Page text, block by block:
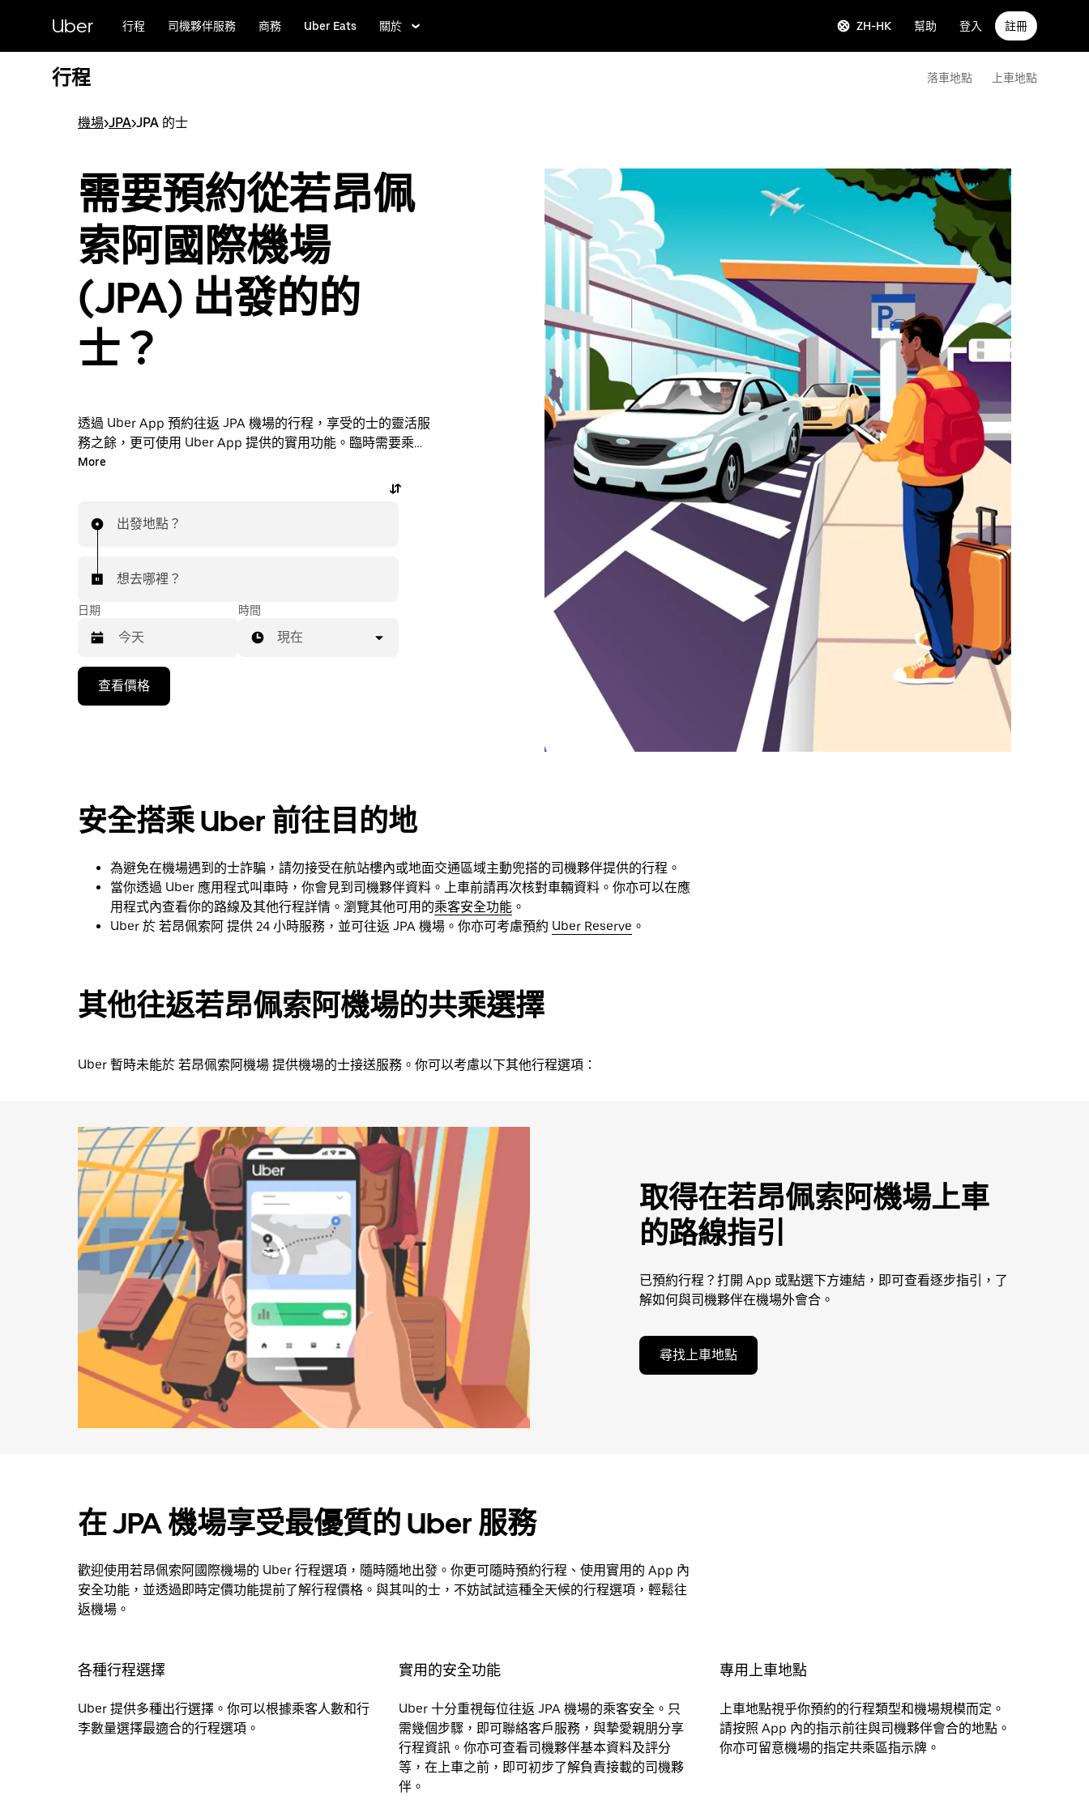
Uber 行程 司機夥伴服務 商務 Uber Eats 關於 ZH-HK 幫助 登入 註冊
行程 落車地點 上車地點
機場>JPA>JPA 的士
需要預約從若昂佩
索阿國際機場
(JPA) 出發的的
士？
透過 Uber App 預約往返 JPA 機場的行程，享受的士的靈活服
務之餘，更可使用 Uber App 提供的實用功能。臨時需要乘
車？隨時透過 App 或網站預約行程，享受經濟實惠的行程，還
More
出發地點？
想去哪裡？
日期
下
即
可
日
期。
Esc
關
閉
日
曆。
時間
現在
查看價格
安全搭乘 Uber 前往目的地
為避免在機場遇到的士詐騙，請勿接受在航站樓內或地面交通區域主動兜搭的司機夥伴提供的行程。
當你透過 Uber 應用程式叫車時，你會見到司機夥伴資料。上車前請再次核對車輛資料。你亦可以在應
用程式內查看你的路線及其他行程詳情。瀏覽其他可用的乘客安全功能 。
Uber 於 若昂佩索阿 提供 24 小時服務，並可往返 JPA 機場。你亦可考慮預約 Uber Reserve 。
其他往返若昂佩索阿機場的共乘選擇
Uber 暫時未能於 若昂佩索阿機場 提供機場的士接送服務。你可以考慮以下其他行程選項：
取得在若昂佩索阿機場上車
的路線指引
已預約行程？打開 App 或點選下方連結，即可查看逐步指引，了
解如何與司機夥伴在機場外會合。
尋找上車地點
在 JPA 機場享受最優質的 Uber 服務
歡迎使用若昂佩索阿國際機場的 Uber 行程選項，隨時隨地出發。你更可隨時預約行程、使用實用的 App 內
安全功能，並透過即時定價功能提前了解行程價格。與其叫的士，不妨試試這種全天候的行程選項，輕鬆往
返機場。
各種行程選擇
Uber 提供多種出行選擇。你可以根據乘客人數和行
李數量選擇最適合的行程選項。
實用的安全功能
Uber 十分重視每位往返 JPA 機場的乘客安全。只
需幾個步驟，即可聯絡客戶服務，與摯愛親朋分享
行程資訊。你亦可查看司機夥伴基本資料及評分
等，在上車之前，即可初步了解負責接載的司機夥
伴。
專用上車地點
上車地點視乎你預約的行程類型和機場規模而定。
請按照 App 內的指示前往與司機夥伴會合的地點。
你亦可留意機場的指定共乘區指示牌。